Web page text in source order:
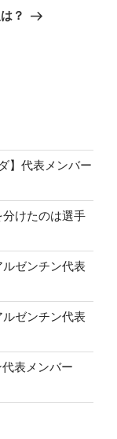
？
】代表メンバー
分けたのは選手
ルゼンチン代表
ルゼンチン代表
表メンバー